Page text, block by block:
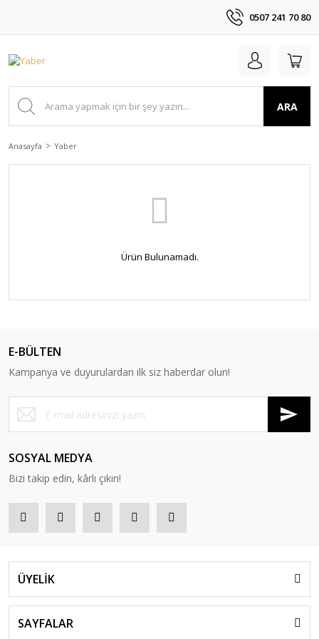
0507 241 70 80
ARA
Anasayfa Yaber
Ürün Bulunamadı.
E-BÜLTEN
Kampanya ve duyurulardan ilk siz haberdar olun!
SOSYAL MEDYA
Bizi takip edin, kârlı çıkın!
ÜYELİK
SAYFALAR